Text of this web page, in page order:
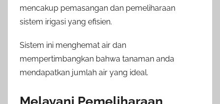
mencakup pemasangan dan pemeliharaan
sistem irigasi yang efisien.
Sistem ini menghemat air dan
mempertimbangkan bahwa tanaman anda
mendapatkan jumlah air yang ideal.